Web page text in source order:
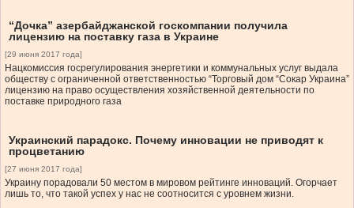
“Дочка” азербайджанской госкомпании получила
лицензию на поставку газа в Украине
[29 июня 2017 года]
Нацкомиссия госрегулирования энергетики и коммунальных услуг выдала
обществу с ограниченной ответственностью “Торговый дом “Сокар Украина”
лицензию на право осуществления хозяйственной деятельности по
поставке природного газа
Украинский парадокс. Почему инновации не приводят к
процветанию
[27 июня 2017 года]
Украину порадовали 50 местом в мировом рейтинге инноваций. Огорчает
лишь то, что такой успех у нас не соотносится с уровнем жизни.